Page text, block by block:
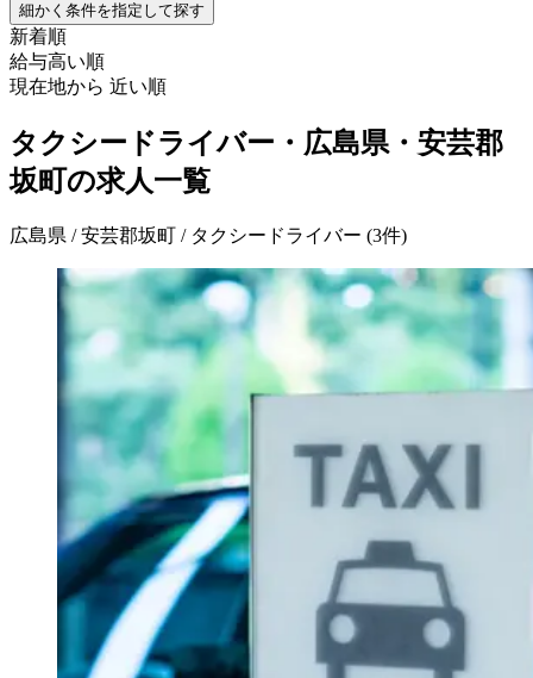
細かく条件を指定して探す
新着順
給与高い順
現在地から 近い順
タクシードライバー・広島県・安芸郡
坂町の求人一覧
広島県 / 安芸郡坂町 / タクシードライバー (3件)